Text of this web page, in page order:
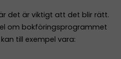
det är viktigt att det blir rätt.
om bokföringsprogrammet
till exempel vara: